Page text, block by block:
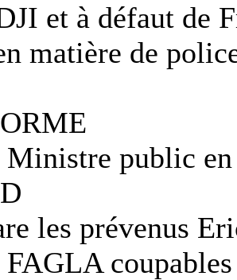
et à défaut de
matière de
public
les prévenus
FAGLA